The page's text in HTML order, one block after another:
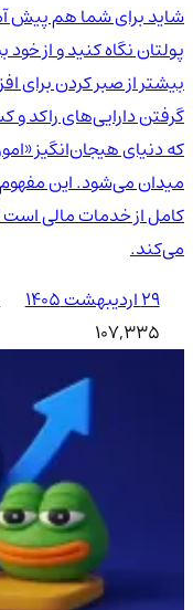
شاید برای شما هم پیش
پولتان نگاه کنید و از خود
بیشتر از صبر کردن برای
گرفتن دارایی‌های راکد
میدان می‌شود. این
کامل از خدمات مالی است
می‌کند.
۲۹ اردیبهشت ۱۴۰۵
107,335